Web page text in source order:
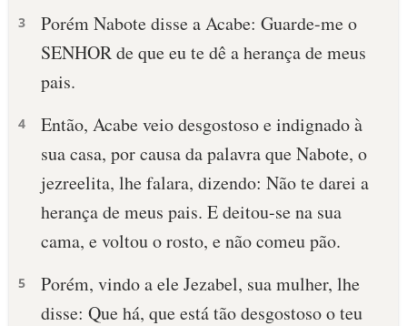
3
Porém Nabote disse a Acabe: Guarde-me o
SENHOR de que eu te dê a herança de meus
pais.
4
Então, Acabe veio desgostoso e indignado à
sua casa, por causa da palavra que Nabote, o
jezreelita, lhe falara, dizendo: Não te darei a
herança de meus pais. E deitou-se na sua
cama, e voltou o rosto, e não comeu pão.
5
Porém, vindo a ele Jezabel, sua mulher, lhe
disse: Que há, que está tão desgostoso o teu